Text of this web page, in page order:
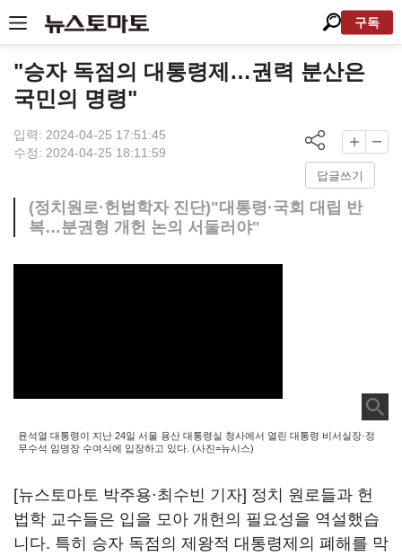
구독
"승자 독점의 대통령제…권력 분산은
국민의 명령"
입력: 2024-04-25 17:51:45
수정: 2024-04-25 18:11:59
답글쓰기
(정치원로·헌법학자 진단)"대통령·국회 대립 반
복…분권형 개헌 논의 서둘러야"
윤석열 대통령이 지난 24일 서울 용산 대통령실 청사에서 열린 대통령 비서실장·정
무수석 임명장 수여식에 입장하고 있다. (사진=뉴시스)
[뉴스토마토 박주용·최수빈 기자] 정치 원로들과 헌
법학 교수들은 입을 모아 개헌의 필요성을 역설했습
니다. 특히 승자 독점의 제왕적 대통령제의 폐해를 막